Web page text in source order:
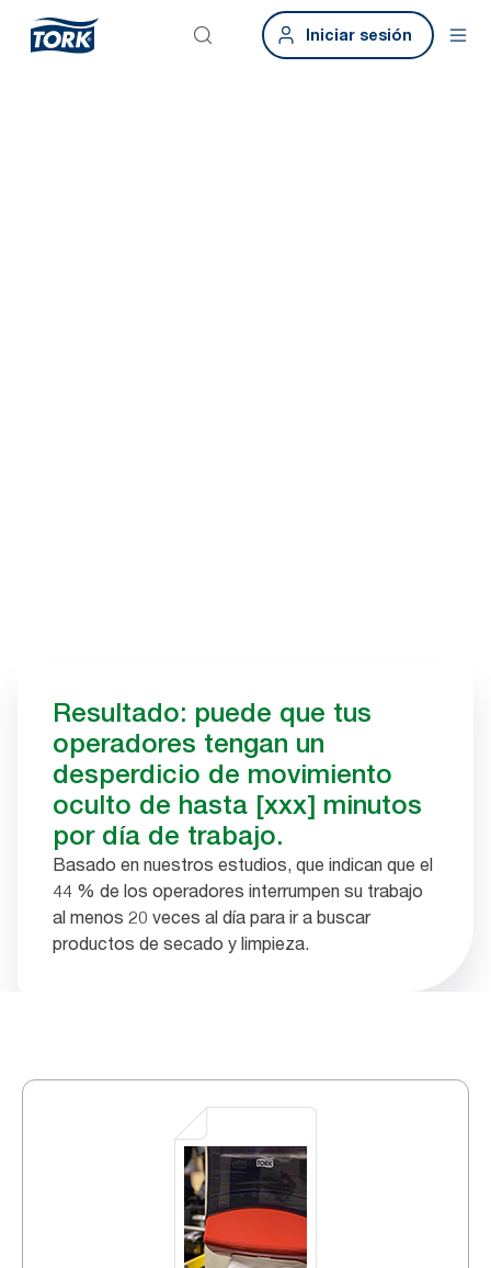
Iniciar sesión
Resultado: puede que tus
operadores tengan un
desperdicio de movimiento
oculto de hasta [xxx] minutos
por día de trabajo.
Basado en nuestros estudios, que indican que el
44 % de los operadores interrumpen su trabajo
al menos 20 veces al día para ir a buscar
productos de secado y limpieza.